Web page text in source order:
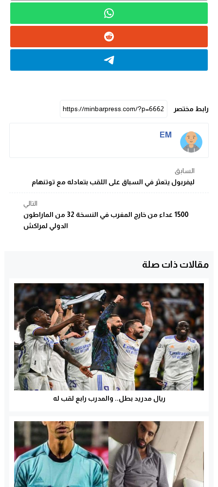
رابط مختصر
EM
السابق
ليفربول يتعثر في السباق على اللقب بتعادله مع توتنهام
التالي
1500 عداء من خارج المغرب في النسخة 32 من الماراطون
الدولي لمراكش
مقالات ذات صلة
ريال مدريد بطل.. والمدرب رابع لقب له